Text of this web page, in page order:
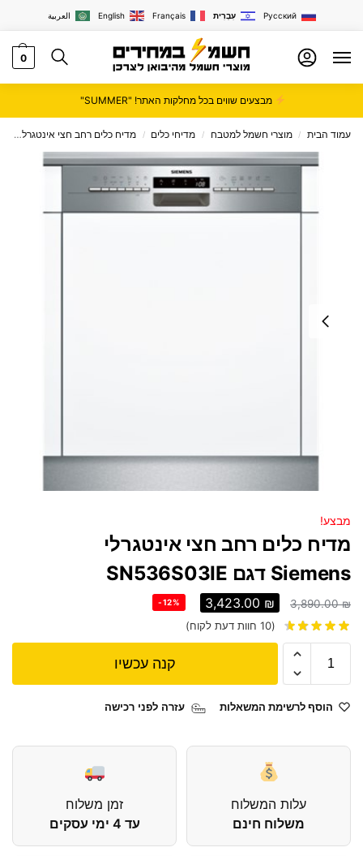
العربية English Français עִבְרִית Русский
0
מבצעים שווים בכל מחלקות האתר! "SUMMER"
עמוד הבית / מוצרי חשמל למטבח / מדיחי כלים / מדיח כלים רחב חצי אינטגרלי
מבצע!
מדיח כלים רחב חצי אינטגרלי
Siemens דגם SN536S03IE
3,890.00₪
3,423.00 ₪
-12%
(
10 חוות דעת לקוח)
קנה עכשיו
הוסף לרשימת המשאלות עזרה לפני רכישה
עלות המשלוח
משלוח חינם
זמן משלוח
עד 4 ימי עסקים